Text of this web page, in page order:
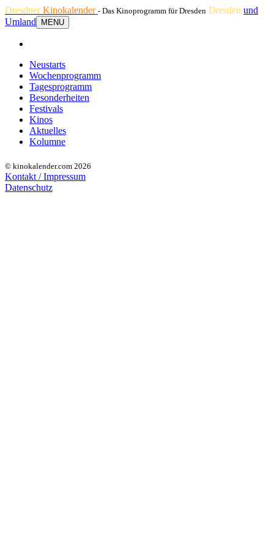
DresdnerKinokalender - Das Kinoprogramm für Dresden Dresden und
Umland
MENU
Neustarts
Wochenprogramm
Tagesprogramm
Besonderheiten
Festivals
Kinos
Aktuelles
Kolumne
© kinokalender.com 2026
Kontakt / Impressum
Datenschutz